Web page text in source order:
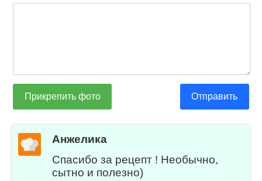
Прикрепить фото Отправить
Анжелика
Спасибо за рецепт ! Необычно,
сытно и полезно)